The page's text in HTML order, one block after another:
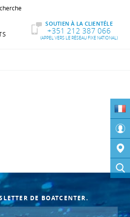
SOUTIEN À LA CLIENTÉLE
+351 212 387 066
(APPEL VERS LE RÉSEAU FIXE NATIONAL)
DE BOATCENTER.